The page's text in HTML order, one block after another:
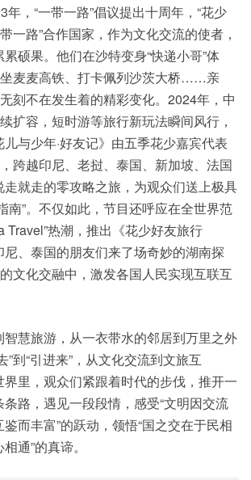
，“一带一路”倡议提出十周年，“花少
一路”合作国家，作为文化交流的使者，
硕果。他们在沙特变身“快递小哥”体
坐麦麦高铁、打卡佩列沙茨大桥……亲
无刻不在发生着的精彩变化。2024年，中
扩容，短时游等旅行新玩法瞬间风行，
与少年·好友记》由五季花少嘉宾代表
跨越印尼、老挝、泰国、新加坡、法国
就走的零攻略之旅，为观众们送上极具
南”。不仅如此，节目还呼应在全世界范
Travel”热潮，推出《花少好友旅行
、泰国的朋友们来了场奇妙的湖南探
文化交融中，激发各国人民实现互联互
慧旅游，从一衣带水的邻居到万里之外
”到“引进来”，从文化交流到文旅互
里，观众们紧跟着时代的步伐，推开一
路，遇见一段段情，感受“文明因交流
而丰富”的跃动，领悟“国之交在于民相
通”的真谛。